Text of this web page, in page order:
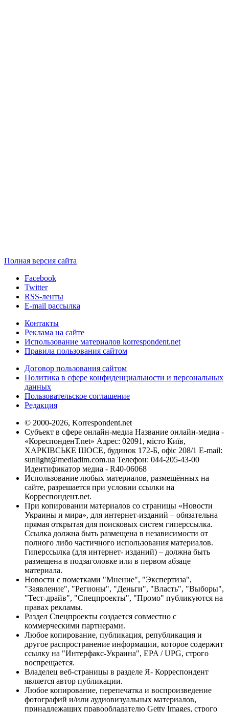
Полная версия сайта
Facebook
Twitter
RSS-ленты
E-mail рассылка
Контакты
Реклама на сайте
Использование материалов korrespondent.net
Правила пользования сайтом
Договор пользования сайтом
Политика в сфере конфиденциальности и персональных
данных
Пользовательское соглашение
Редакция
© 2000-2026, Korrespondent.net
Субъект в сфере онлайн-медиа Название онлайн-медиа -
«КореспонденТ.net» Адрес: 02091, місто Київ,
ХАРКІВСЬКЕ ШОСЕ, будинок 172-Б, офіс 208/1 E-mail:
sunlight@mediadim.com.ua Телефон: 044-205-43-00
Идентификатор медиа - R40-06068
Использование любых материалов, размещённых на
сайте, разрешается при условии ссылки на
Корреспондент.net.
При копировании материалов со страницы «Новости
Украины и мира», для интернет-изданий – обязательна
прямая открытая для поисковых систем гиперссылка.
Ссылка должна быть размещена в независимости от
полного либо частичного использования материалов.
Гиперссылка (для интернет- изданий) – должна быть
размещена в подзаголовке или в первом абзаце
материала.
Новости с пометками "Мнение", "Экспертиза",
"Заявление", "Регионы", "Деньги", "Власть", "Выборы",
"Тест-драйв", "Спецпроекты", "Промо" публикуются на
правах рекламы.
Раздел Спецпроекты создается совместно с
коммерческими партнерами.
Любое копирование, публикация, републикация и
другое распространение информации, которое содержит
ссылку на "Интерфакс-Украина", EPA / UPG, строго
воспрещается.
Владелец веб-страницы в разделе Я- Корреспондент
является автор публикации.
Любое копирование, перепечатка и воспроизведение
фотографий и/или аудиовизуальных материалов,
принадлежащих правообладателю Getty Images, строго